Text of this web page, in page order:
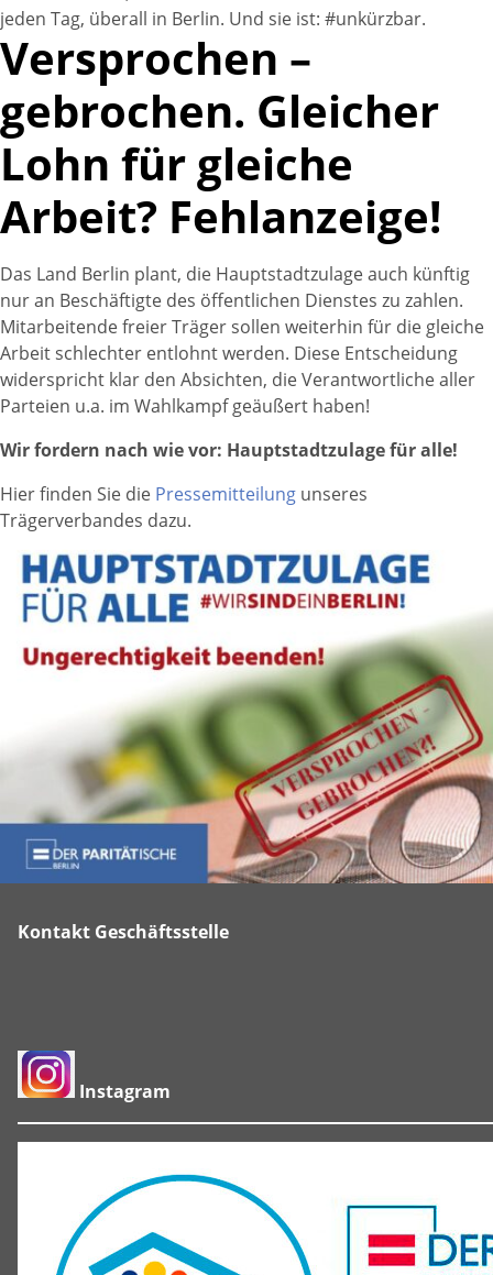
jeden Tag, überall in Berlin. Und sie ist: #unkürzbar.
Versprochen –
gebrochen. Gleicher
Lohn für gleiche
Arbeit? Fehlanzeige!
Das Land Berlin plant, die Hauptstadtzulage auch künftig
nur an Beschäftigte des öffentlichen Dienstes zu zahlen.
Mitarbeitende freier Träger sollen weiterhin für die gleiche
Arbeit schlechter entlohnt werden. Diese Entscheidung
widerspricht klar den Absichten, die Verantwortliche aller
Parteien u.a. im Wahlkampf geäußert haben!
Wir fordern nach wie vor: Hauptstadtzulage für alle!
Hier finden Sie die Pressemitteilung unseres
Trägerverbandes dazu.
Kontakt Geschäftsstelle
Instagram